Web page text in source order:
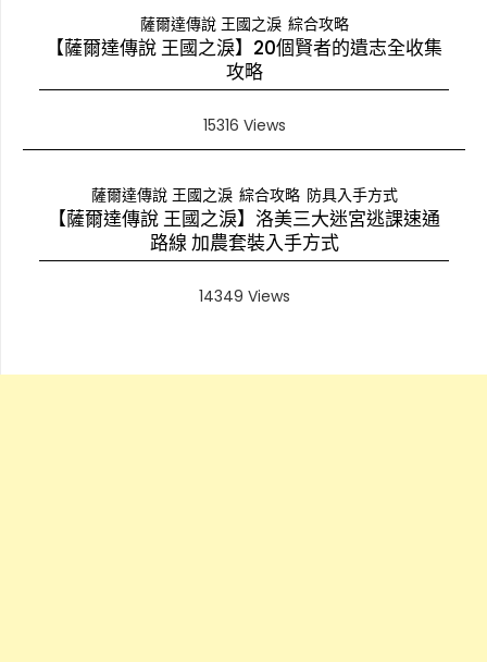
薩爾達傳說 王國之淚 綜合攻略
【薩爾達傳說 王國之淚】20個賢者的遺志全收集
攻略
15316 Views
薩爾達傳說 王國之淚 綜合攻略 防具入手方式
【薩爾達傳說 王國之淚】洛美三大迷宮逃課速通
路線 加農套裝入手方式
14349 Views